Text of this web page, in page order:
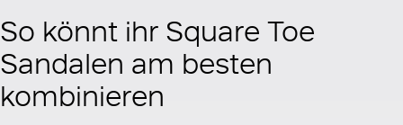
So könnt ihr Square Toe
Sandalen am besten
kombinieren